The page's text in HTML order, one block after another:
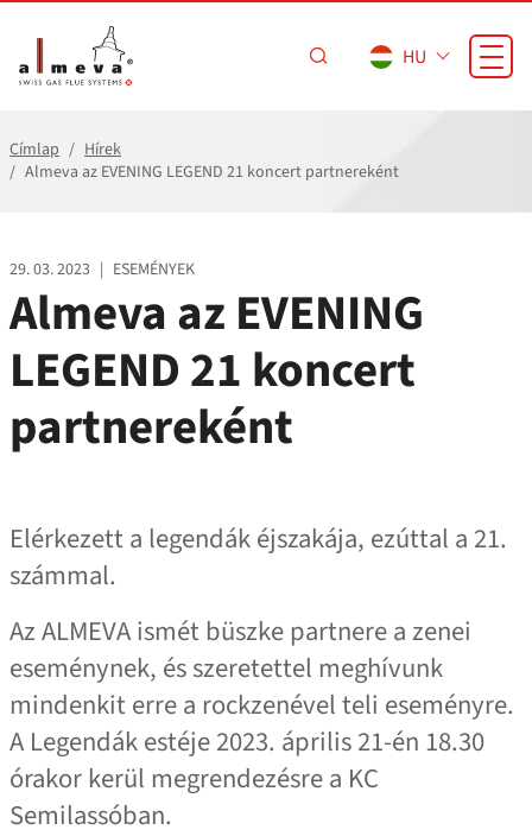
HU
Címlap
Hírek
Almeva az EVENING LEGEND 21 koncert partnereként
29. 03. 2023 | ESEMÉNYEK
Almeva az EVENING
LEGEND 21 koncert
partnereként
Elérkezett a legendák éjszakája, ezúttal a 21.
számmal.
Az ALMEVA ismét büszke partnere a zenei
eseménynek, és szeretettel meghívunk
mindenkit erre a rockzenével teli eseményre.
A Legendák estéje 2023. április 21-én 18.30
órakor kerül megrendezésre a KC
Semilassóban.